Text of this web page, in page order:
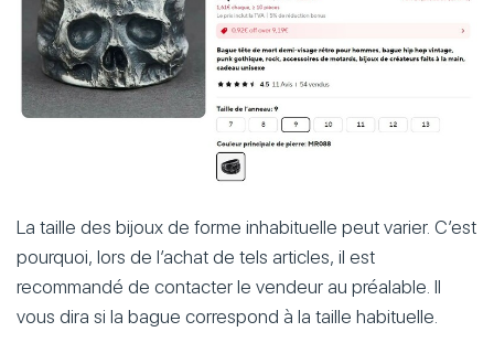
La taille des bijoux de forme inhabituelle peut varier. C’est
pourquoi, lors de l’achat de tels articles, il est
recommandé de contacter le vendeur au préalable. Il
vous dira si la bague correspond à la taille habituelle.